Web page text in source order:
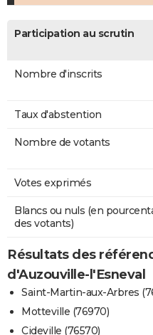
Participation au scrutin
Nombre d'inscrits
Taux d'abstention
Nombre de votants
Votes exprimés
Blancs ou nuls (en
des votants)
Résultats des
d'Auzouville-l'Esneval
Saint-Martin-aux-Arbres
Motteville (76970)
Cideville (76570)